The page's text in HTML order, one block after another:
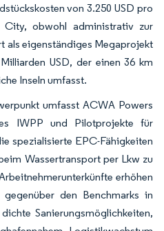
von 3.250 USD pro
City, obwohl administrativ zur
als eigenständiges Megaprojekt
USD, der einen 36 km
Inseln umfasst.
umfasst ACWA Powers
IWPP und Pilotprojekte für
spezialisierte EPC-Fähigkeiten
Wassertransport per Lkw zu
erhöhen
den Benchmarks in
Sanierungsmöglichkeiten,